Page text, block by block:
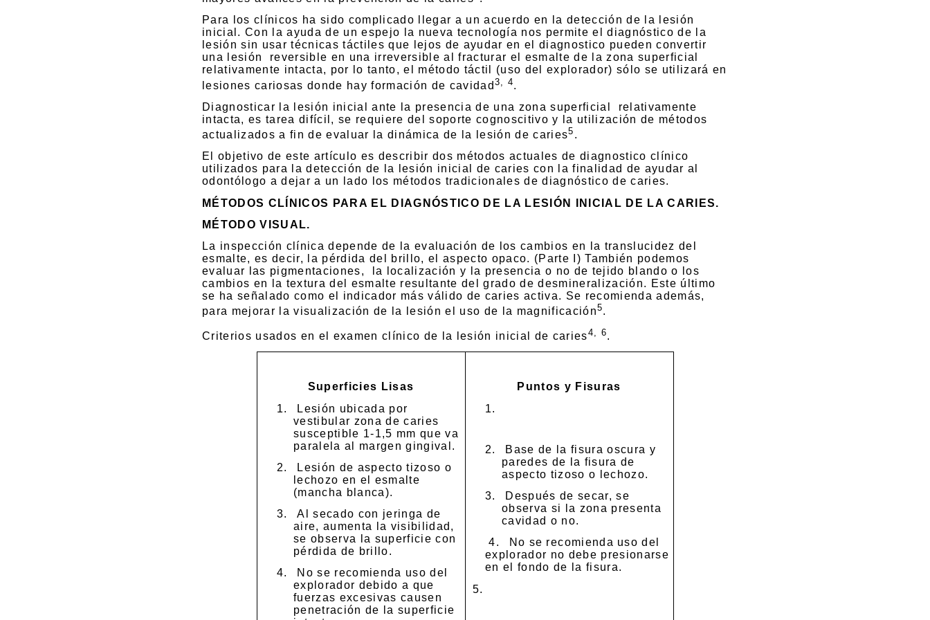
Para los clínicos ha sido complicado llegar a un acuerdo en la detección de la lesión
inicial. Con la ayuda de un espejo la nueva tecnología nos permite el diagnóstico de la
lesión sin usar técnicas táctiles que lejos de ayudar en el diagnostico pueden convertir
una lesión
reversible en una irreversible al fracturar el esmalte de la zona superficial
relativamente intacta, por lo tanto, el método táctil (uso del explorador) sólo se utilizará en
lesiones cariosas donde hay formación de cavidad3, 4.
Diagnosticar la lesión inicial ante la presencia de una zona superficial
relativamente
intacta, es tarea difícil, se requiere del soporte cognoscitivo y la utilización de métodos
actualizados a fin de evaluar la dinámica de la lesión de caries5 .
El objetivo de este artículo es describir dos métodos actuales de diagnostico clínico
utilizados para la detección de la lesión inicial de caries con la finalidad de ayudar al
odontólogo a dejar a un lado los métodos tradicionales de diagnóstico de caries.
MÉTODOS CLÍNICOS PARA EL DIAGNÓSTICO DE LA LESIÓN INICIAL DE LA CARIES.
MÉTODO VISUAL.
La inspección clínica depende de la evaluación de los cambios en la translucidez del
esmalte, es decir, la pérdida del brillo, el aspecto opaco. (Parte I) También podemos
evaluar las pigmentaciones,
la localización y la presencia o no de tejido blando o los
cambios en la textura del esmalte resultante del grado de desmineralización. Este último
se ha señalado como el indicador más válido de caries activa. Se recomienda además,
para mejorar la visualización de la lesión el uso de la magnificación5.
Criterios usados en el examen clínico de la lesión inicial de caries4 , 6.
Superficies Lisas
1.
Lesión ubicada por
vestibular zona de caries
susceptible 1-1,5 mm que va
paralela al margen gingival.
2.
Lesión de aspecto tizoso o
lechozo en el esmalte
(mancha blanca).
3.
Al secado con jeringa de
aire, aumenta la visibilidad,
se observa la superficie con
pérdida de brillo.
4.
No se recomienda uso del
explorador debido a que
fuerzas excesivas causen
penetración de la superficie
Puntos y Fisuras
1.
2.
Base de la fisura oscura y
paredes de la fisura de
aspecto tizoso o lechozo.
3.
Después de secar, se
observa si la zona presenta
cavidad o no.
4.
No se recomienda uso del
explorador no debe presionarse
en el fondo de la fisura.
5.